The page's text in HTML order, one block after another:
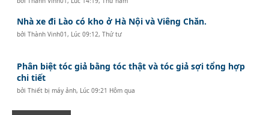
Nhà xe đi Lào có kho ở Hà Nội và Viêng Chăn.
bởiThành Vinh01 , Lúc 09:12, Thứ tư
Phân biệt tóc giả bằng tóc thật và tóc giả sợi tổng hợp
chi tiết
bởiThiết bị máy ảnh, Lúc 09:21 Hôm qua